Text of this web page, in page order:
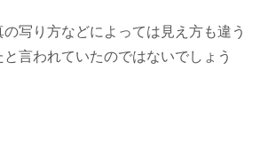
の写り方などによっては見え方も違う
言われていたのではないでしょう